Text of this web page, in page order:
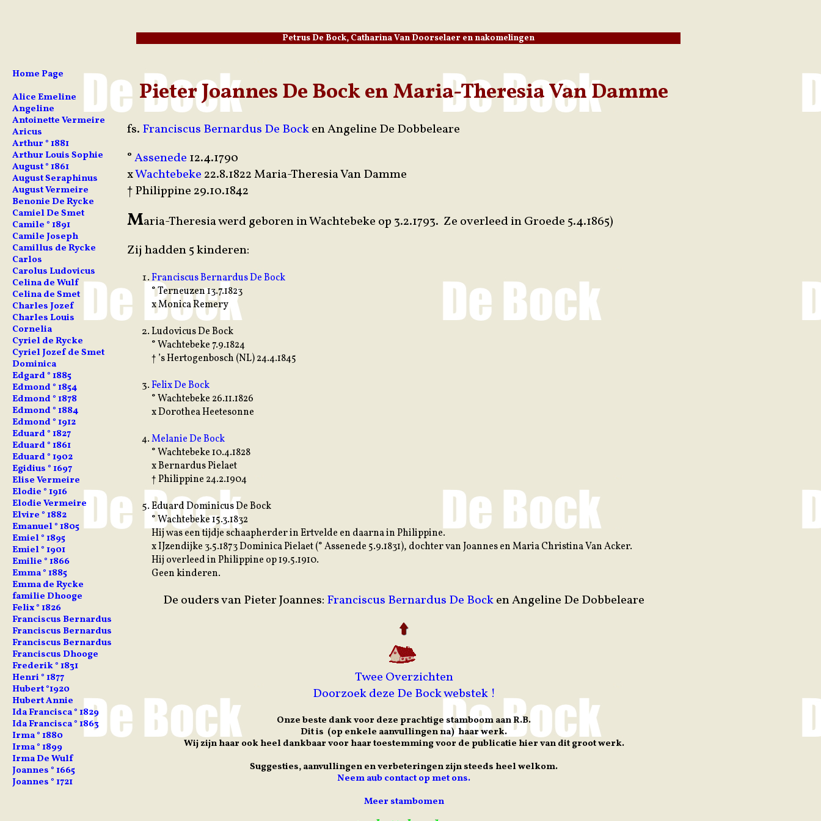
Petrus De Bock, Catharina Van Doorselaer en nakomelingen
Pieter Joannes De Bock en Maria-Theresia Van Damme
fs. Franciscus Bernardus De Bocken Angeline De Dobbeleare
°Assenede 12.4.1790
xWachtebeke22.8.1822 Maria-Theresia Van Damme
† Philippine 29.10.1842
Maria-Theresia werd geboren in Wachtebeke op 3.2.1793. Ze overleed in Groede 5.4.1865)
Zij hadden 5 kinderen:
Franciscus Bernardus De Bock
° Terneuzen 13.7.1823
x Monica Remery
Ludovicus De Bock
° Wachtebeke 7.9.1824
† ’s Hertogenbosch (NL) 24.4.1845
Felix De Bock
° Wachtebeke 26.11.1826
x Dorothea Heetesonne
Melanie De Bock
° Wachtebeke 10.4.1828
x Bernardus Pielaet
† Philippine 24.2.1904
Eduard Dominicus De Bock
° Wachtebeke 15.3.1832
Hij was een tijdje schaapherder in Ertvelde en daarna in Philippine.
x IJzendijke 3.5.1873 Dominica Pielaet (° Assenede 5.9.1831), dochter van Joannes en Maria Christina Van Acker.
Hij overleed in Philippine op 19.5.1910.
Geen kinderen.
De ouders van Pieter Joannes: Franciscus Bernardus De Bocken Angeline De Dobbeleare
Twee Overzichten
Doorzoek deze De Bock webstek !
Onze beste dank voor deze prachtige stamboom aan R.B.
Dit is (op enkele aanvullingen na) haar werk.
Wij zijn haar ook heel dankbaar voor haar toestemming voor de publicatie hier van dit groot werk.
Suggesties, aanvullingen en verbeteringen zijn steeds heel welkom.
Neem aub contact op met ons.
Meer stambomen
Home Page
Alice Emeline
Angeline
Antoinette Vermeire
Aricus
Arthur ° 1881
Arthur Louis Sophie
August ° 1861
August Seraphinus
August Vermeire
Benonie De Rycke
Camiel De Smet
Camile ° 1891
Camile Joseph
Camillus de Rycke
Carlos
Carolus Ludovicus
Celina de Wulf
Celina de Smet
Charles Jozef
Charles Louis
Cornelia
Cyriel de Rycke
Cyriel Jozef de Smet
Dominica
Edgard ° 1885
Edmond ° 1854
Edmond ° 1878
Edmond ° 1884
Edmond ° 1912
Eduard ° 1827
Eduard ° 1861
Eduard ° 1902
Egidius ° 1697
Elise Vermeire
Elodie ° 1916
Elodie Vermeire
Elvire ° 1882
Emanuel ° 1805
Emiel ° 1895
Emiel ° 1901
Emilie ° 1866
Emma ° 1885
Emma de Rycke
familie Dhooge
Felix ° 1826
Franciscus Bernardus
Franciscus Bernardus
Franciscus Bernardus
Franciscus Dhooge
Frederik ° 1831
Henri ° 1877
Hubert °1920
Hubert Annie
Ida Francisca ° 1829
Ida Francisca ° 1863
Irma ° 1880
Irma ° 1899
Irma De Wulf
Joannes ° 1665
Joannes ° 1721